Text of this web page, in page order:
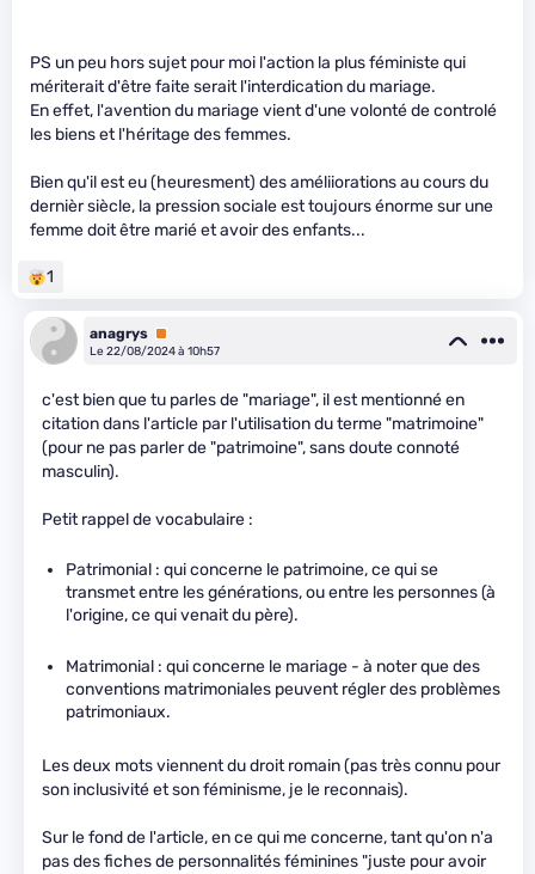
PS un peu hors sujet pour moi l'action la plus féministe qui
mériterait d'être faite serait l'interdication du mariage.
En effet, l'avention du mariage vient d'une volonté de controlé
les biens et l'héritage des femmes.
Bien qu'il est eu (heuresment) des améliiorations au cours du
dernièr siècle, la pression sociale est toujours énorme sur une
femme doit être marié et avoir des enfants...
1
anagrys Premium
Le 22/08/2024 à 10h57
c'est bien que tu parles de "mariage", il est mentionné en
citation dans l'article par l'utilisation du terme "matrimoine"
(pour ne pas parler de "patrimoine", sans doute connoté
masculin).
Petit rappel de vocabulaire :
Patrimonial : qui concerne le patrimoine, ce qui se
transmet entre les générations, ou entre les personnes (à
l'origine, ce qui venait du père).
Matrimonial : qui concerne le mariage - à noter que des
conventions matrimoniales peuvent régler des problèmes
patrimoniaux.
Les deux mots viennent du droit romain (pas très connu pour
son inclusivité et son féminisme, je le reconnais).
Sur le fond de l'article, en ce qui me concerne, tant qu'on n'a
pas des fiches de personnalités féminines "juste pour avoir